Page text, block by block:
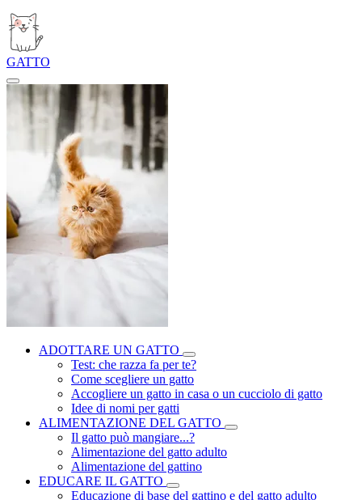
GATTO
ADOTTARE UN GATTO
Test: che razza fa per te?
Come scegliere un gatto
Accogliere un gatto in casa o un cucciolo di gatto
Idee di nomi per gatti
ALIMENTAZIONE DEL GATTO
Il gatto può mangiare...?
Alimentazione del gatto adulto
Alimentazione del gattino
EDUCARE IL GATTO
Educazione di base del gattino e del gatto adulto